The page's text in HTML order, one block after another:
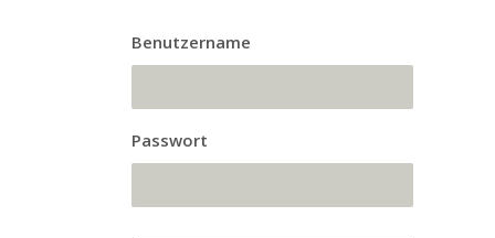
Benutzername
Passwort